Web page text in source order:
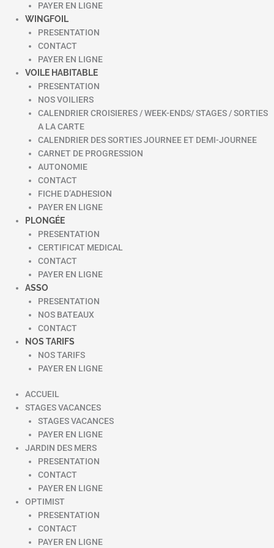
PAYER EN LIGNE
WINGFOIL
PRESENTATION
CONTACT
PAYER EN LIGNE
VOILE HABITABLE
PRESENTATION
NOS VOILIERS
CALENDRIER CROISIERES / WEEK-ENDS/ STAGES / SORTIES
A LA CARTE
CALENDRIER DES SORTIES JOURNEE ET DEMI-JOURNEE
CARNET DE PROGRESSION
AUTONOMIE
CONTACT
FICHE D’ADHESION
PAYER EN LIGNE
PLONGÉE
PRESENTATION
CERTIFICAT MEDICAL
CONTACT
PAYER EN LIGNE
ASSO
PRESENTATION
NOS BATEAUX
CONTACT
NOS TARIFS
NOS TARIFS
PAYER EN LIGNE
ACCUEIL
STAGES VACANCES
STAGES VACANCES
PAYER EN LIGNE
JARDIN DES MERS
PRESENTATION
CONTACT
PAYER EN LIGNE
OPTIMIST
PRESENTATION
CONTACT
PAYER EN LIGNE